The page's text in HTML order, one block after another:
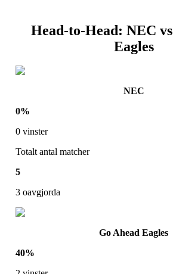
Head-to-Head: NEC vs
Eagles
NEC
0%
0 vinster
Totalt antal matcher
5
3 oavgjorda
Go Ahead Eagles
40%